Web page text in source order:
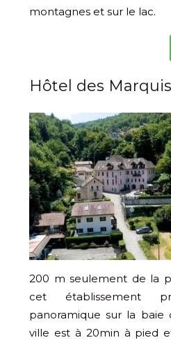
montagnes et sur le lac.
Hôtel des
200 m seulement de la
cet établissement
panoramique sur la baie
ville est à 20min à pied